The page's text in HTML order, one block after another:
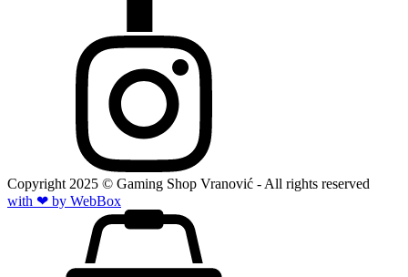
Copyright 2025 © Gaming Shop Vranović - All rights reserved
with ❤ by WebBox